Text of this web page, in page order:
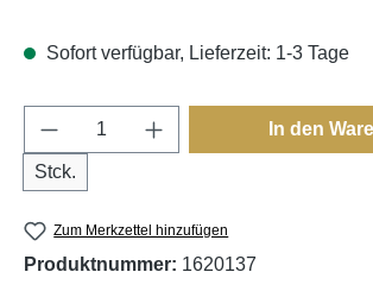
Sofort verfügbar, Lieferzeit: 1-3 Tage
Produkt Anzahl: Gib den
Stck.
In den
Zum Merkzettel hinzufügen
Produktnummer: 1620137